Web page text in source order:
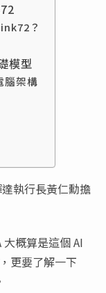
？
模型
腦架構
執行長黃仁勳擔
概算是這個 AI
更要了解一下